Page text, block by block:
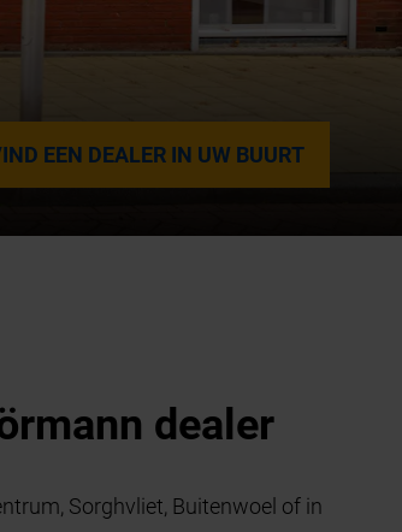
EEN DEALER IN UW BUURT
dealer
Sorghvliet, Buitenwoel of in